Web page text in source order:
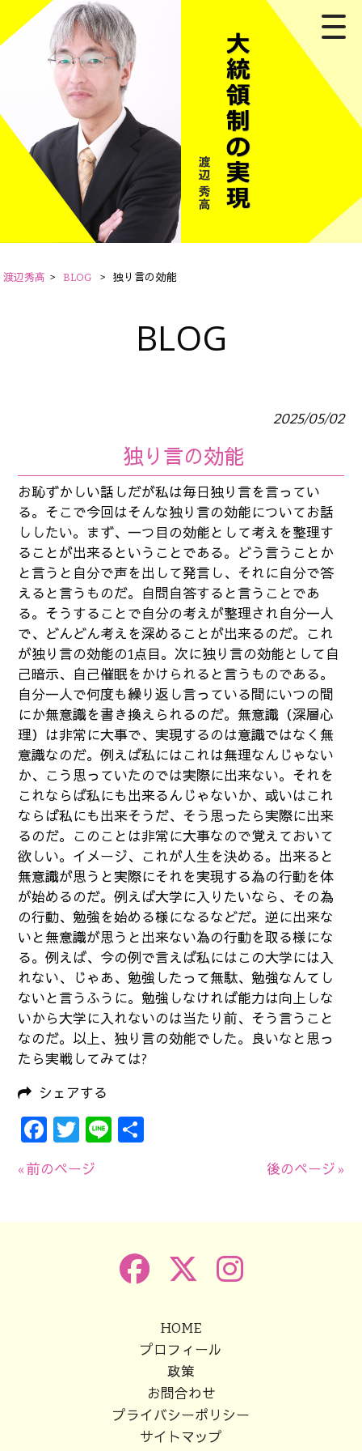
渡辺秀高 > BLOG > 独り言の効能
BLOG
2025/05/02
独り言の効能
お恥ずかしい話しだが私は毎日独り言を言ってい
る。そこで今回はそんな独り言の効能についてお話
ししたい。まず、一つ目の効能として考えを整理す
ることが出来るということである。どう言うことか
と言うと自分で声を出して発言し、それに自分で答
えると言うものだ。自問自答すると言うことであ
る。そうすることで自分の考えが整理され自分一人
で、どんどん考えを深めることが出来るのだ。これ
が独り言の効能の1点目。次に独り言の効能として自
己暗示、自己催眠をかけられると言うものである。
自分一人で何度も繰り返し言っている間にいつの間
にか無意識を書き換えられるのだ。無意識（深層心
理）は非常に大事で、実現するのは意識ではなく無
意識なのだ。例えば私にはこれは無理なんじゃない
か、こう思っていたのでは実際に出来ない。それを
これならば私にも出来るんじゃないか、或いはこれ
ならば私にも出来そうだ、そう思ったら実際に出来
るのだ。このことは非常に大事なので覚えておいて
欲しい。イメージ、これが人生を決める。出来ると
無意識が思うと実際にそれを実現する為の行動を体
が始めるのだ。例えば大学に入りたいなら、その為
の行動、勉強を始める様になるなどだ。逆に出来な
いと無意識が思うと出来ない為の行動を取る様にな
る。例えば、今の例で言えば私にはこの大学には入
れない、じゃあ、勉強したって無駄、勉強なんてし
ないと言うふうに。勉強しなければ能力は向上しな
いから大学に入れないのは当たり前、そう言うこと
なのだ。以上、独り言の効能でした。良いなと思っ
たら実戦してみては?
シェアする
Facebook
Twitter
Line
« 前のページ 後のページ »
HOME
プロフィール
政策
お問合わせ
プライバシーポリシー
サイトマップ